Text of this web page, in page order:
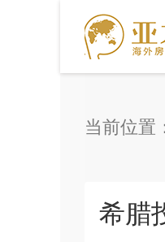
当前位置
希腊